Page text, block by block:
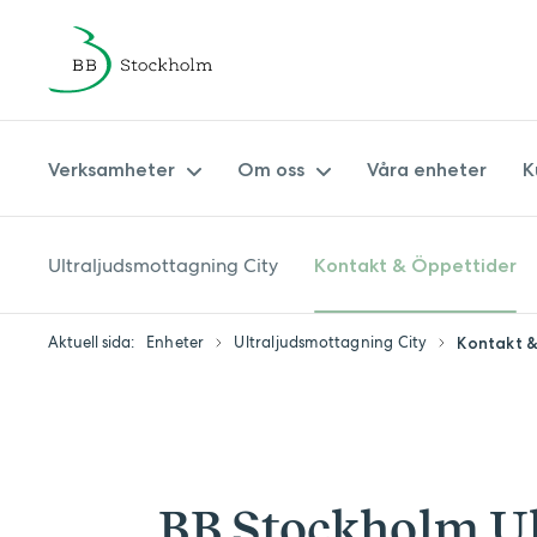
Verksamheter
Amningsmottagning
Barnavårdscentral
Om oss
Om BB Stockholm
Synpunkter på vården
Våra enheter
Ultraljudsmottagning City Kontakt & Öppettider
Aktuell sida: Enheter Ultraljudsmottagning City Kontakt